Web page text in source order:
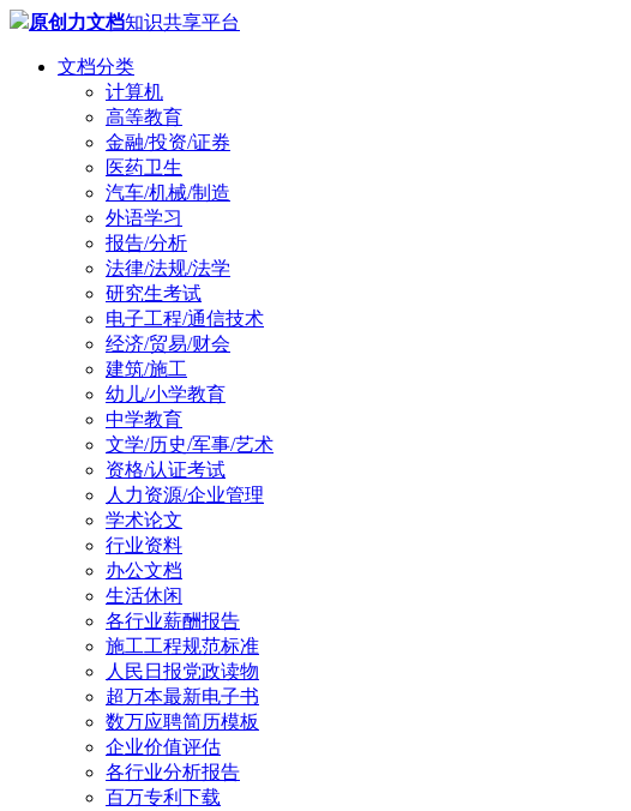
原创力文档知识共享平台
文档分类
计算机
高等教育
金融/投资/证券
医药卫生
汽车/机械/制造
外语学习
报告/分析
法律/法规/法学
研究生考试
电子工程/通信技术
经济/贸易/财会
建筑/施工
幼儿/小学教育
中学教育
文学/历史/军事/艺术
资格/认证考试
人力资源/企业管理
学术论文
行业资料
办公文档
生活休闲
各行业薪酬报告
施工工程规范标准
人民日报党政读物
超万本最新电子书
数万应聘简历模板
企业价值评估
各行业分析报告
百万专利下载